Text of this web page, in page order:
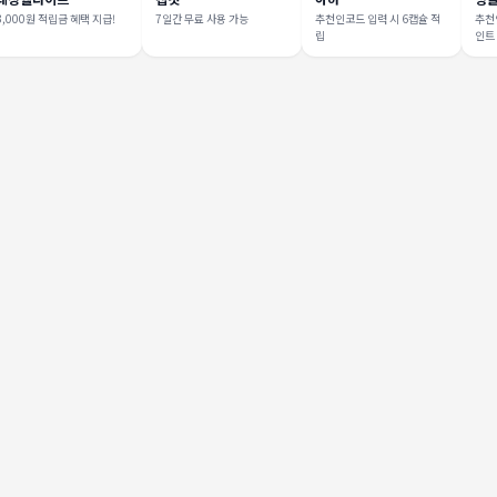
원 적립금 혜택 지급! 7일간 무료 사용 가능
추천인코드 입력 시 6캡슐 적
립
추천
인트